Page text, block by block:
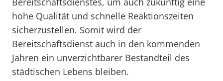
hohe Qualität und schnelle Reaktionszeiten
sicherzustellen. Somit wird der
Bereitschaftsdienst auch in den kommenden
Jahren ein unverzichtbarer Bestandteil des
städtischen Lebens bleiben.